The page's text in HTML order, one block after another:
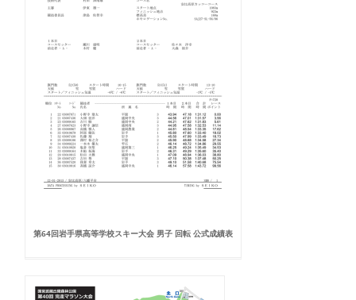
第64回岩手県高等学校スキー大会 男子 回転 公式成績表